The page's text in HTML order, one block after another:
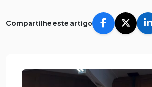
Compartilhe este artigo